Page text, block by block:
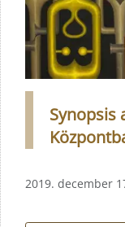
Synopsis
2019. december